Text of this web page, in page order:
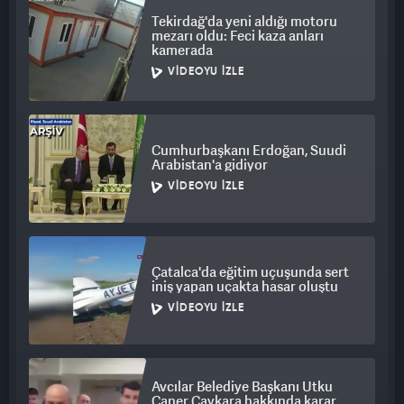
Tekirdağ'da yeni aldığı motoru
mezarı oldu: Feci kaza anları
kamerada
VIDEOYU İZLE
Cumhurbaşkanı Erdoğan, Suudi
Arabistan'a gidiyor
VIDEOYU İZLE
Çatalca'da eğitim uçuşunda sert
iniş yapan uçakta hasar oluştu
VIDEOYU İZLE
Avcılar Belediye Başkanı Utku